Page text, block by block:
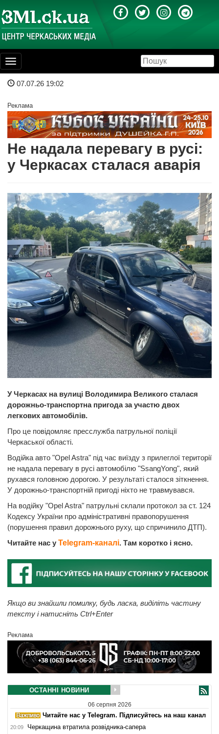
Toggle
navigation
07.07.26 19:02
Реклама
Не надала перевагу в русі:
у Черкасах сталася аварія
У Черкасах на вулиці Володимира Великого сталася
дорожньо-транспортна пригода за участю двох
легкових автомобілів.
Про це повідомляє пресслужба патрульної поліції
Черкаської області.
Водійка авто "Opel Astra" під час виїзду з прилеглої території
не надала перевагу в русі автомобілю "SsangYong", який
рухався головною дорогою. У результаті сталося зіткнення.
У дорожньо-транспортній пригоді ніхто не травмувався.
На водійку "Opel Astra" патрульні склали протокол за ст. 124
Кодексу України про адміністративні правопорушення
(порушення правил дорожнього руху, що спричинило ДТП).
Читайте нас у Telegram-каналі. Там коротко і ясно.
Якщо ви знайшли помилку, будь ласка, виділіть частину
тексту і натисніть Ctrl+Enter
Реклама
ОСТАННІ НОВИНИ
06 серпня 2026
Читайте нас у Telegram. Підписуйтесь на наш канал
20:09 Черкащина втратила розвідника-сапера